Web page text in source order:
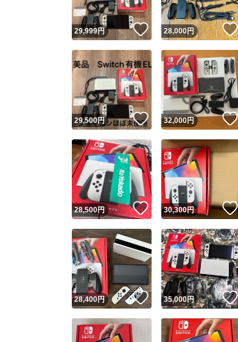
29,999円 いいね！
28,000円
29,500円 いいね！
32,000円
28,500円 いいね！
30,300円
28,400円 いいね！
35,000円